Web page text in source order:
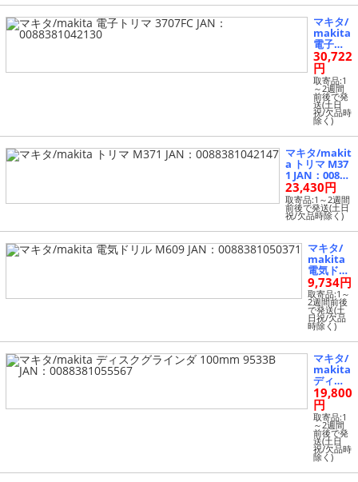
マキタ/
makita
電子ト
リマ 37
07FC JA
N：008
8381042
130
30,722
円
取寄品:1
～2週間
前後で発
送(土日
祝/欠品時
除く)
マキタ/makit
a トリマ M37
1 JAN：00883
81042147
23,430円
取寄品:1～2週間
前後で発送(土日
祝/欠品時除く)
マキタ/
makita
電気ドリ
ル M609 J
AN：008
83810503
71
9,734円
取寄品:1～
2週間前後
で発送(土
日祝/欠品
時除く)
マキタ/
makita
ディス
クグラ
インダ 1
00mm
9533B J
AN：00
8838105
5567
19,800
円
取寄品:1
～2週間
前後で発
送(土日
祝/欠品時
除く)